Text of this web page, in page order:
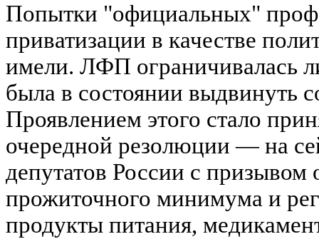
Попытки "официальных"
приватизации в качестве
имели. ЛФП ограничивалась
была в состоянии выдвинуть
Проявлением этого стало
очередной резолюции — на
депутатов России с
прожиточного минимума и
продукты питания,